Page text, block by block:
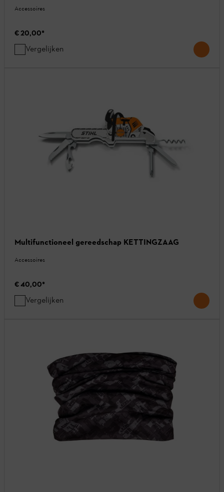
Accessoires
€ 20,00*
Vergelijken
Multifunctioneel gereedschap KETTINGZAAG
Accessoires
€ 40,00*
Vergelijken